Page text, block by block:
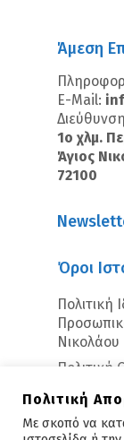
Άμεση
E-Mail:
1ο χλμ.
Άγιος
72100
Όροι
Πολιτική
Νικολάου
Πολιτική
Πολιτική
Με σκοπό να